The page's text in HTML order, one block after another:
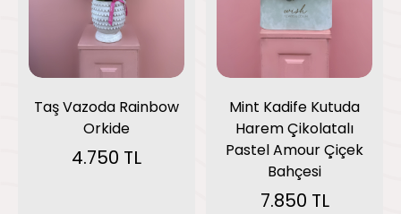
Taş Vazoda Rainbow
Orkide
4.750 TL
Mint Kadife Kutuda
Harem Çikolatalı
Pastel Amour Çiçek
Bahçesi
7.850 TL